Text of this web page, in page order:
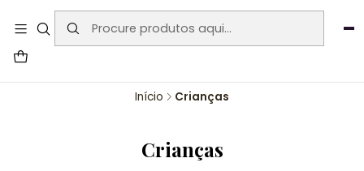
User-agent: * Allow: / Sitemap:
https://www.auraemporium.pt/sitemap.xml
Início Crianças
Crianças